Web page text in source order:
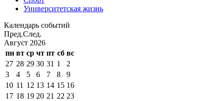
Университетская жизнь
Календарь событий
Пред.След.
Август 2026
пн вт ср чт пт сб вс
27 28 29 30 31 1
2
3
4 5 6 7 8
9
10 11 12 13 14 15 16
17 18 19 20 21 22 23